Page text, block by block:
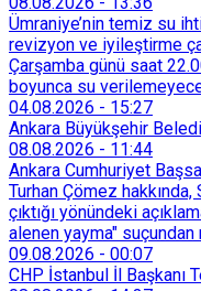
Ümraniye’nin temiz su
revizyon ve iyileştirme
Çarşamba günü saat
boyunca su
04.08.2026 - 15:27
Ankara Büyükşehir
08.08.2026 - 11:44
Ankara Cumhuriyet
Turhan Çömez
çıktığı yönündeki
alenen yayma" suçundan
duyurdu.
09.08.2026 - 00:07
CHP İstanbul İl Başkanı